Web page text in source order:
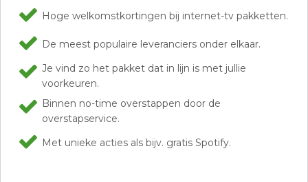
Hoge welkomstkortingen bij internet-tv pakketten.
De meest populaire leveranciers onder elkaar.
Je vind zo het pakket dat in lijn is met jullie
voorkeuren.
Binnen no-time overstappen door de
overstapservice.
Met unieke acties als bijv. gratis Spotify.